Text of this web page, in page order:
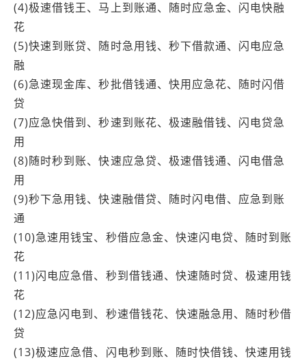
(4)极速借钱王、马上到账通、随时应急金、闪电快融
花
(5)快速到账贷、随时急用钱、秒下借款通、闪电应急
融
(6)急速现金库、秒批借钱通、快用应急花、随时闪借
贷
(7)应急快借到、秒速到账花、极速融借钱、闪电贷急
用
(8)随时秒到账、快速应急贷、极速借钱通、闪电借急
用
(9)秒下急用钱、快速融借贷、随时闪电借、应急到账
通
(10)急速用钱宝、秒借应急金、快速闪电贷、随时到账
花
(11)闪电应急借、秒到借钱通、快速随时贷、极速用钱
花
(12)应急闪电到、秒速借钱花、快速融急用、随时秒借
贷
(13)极速应急借、闪电秒到账、随时快借钱、快速用钱